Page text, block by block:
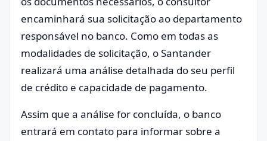
encaminhará sua solicitação ao departamento
responsável no banco. Como em todas as
modalidades de solicitação, o Santander
realizará uma análise detalhada do seu perfil
de crédito e capacidade de pagamento.
Assim que a análise for concluída, o banco
entrará em contato para informar sobre a